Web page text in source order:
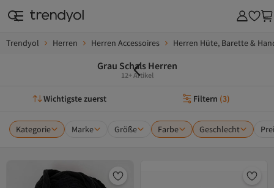
Trendyol Herren Herren Accessoires Herren Hüte, Barette &
Grau Schals Herren
12+ Artikel
Wichtigste zuerst Filtern (3)
Kategorie Marke Größe Farbe Geschlecht